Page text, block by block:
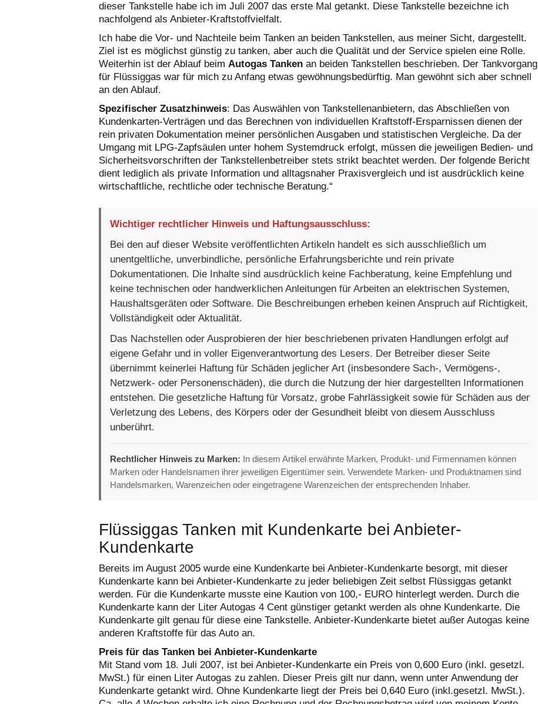
dieser Tankstelle habe ich im Juli 2007 das erste Mal getankt. Diese Tankstelle bezeichne ich
nachfolgend als Anbieter-Kraftstoffvielfalt.
Ich habe die Vor- und Nachteile beim Tanken an beiden Tankstellen, aus meiner Sicht, dargestellt.
Ziel ist es möglichst günstig zu tanken, aber auch die Qualität und der Service spielen eine Rolle.
Weiterhin ist der Ablauf beim Autogas Tanken an beiden Tankstellen beschrieben. Der Tankvorgang
für Flüssiggas war für mich zu Anfang etwas gewöhnungsbedürftig. Man gewöhnt sich aber schnell
an den Ablauf.
Spezifischer Zusatzhinweis: Das Auswählen von Tankstellenanbietern, das Abschließen von
Kundenkarten-Verträgen und das Berechnen von individuellen Kraftstoff-Ersparnissen dienen der
rein privaten Dokumentation meiner persönlichen Ausgaben und statistischen Vergleiche. Da der
Umgang mit LPG-Zapfsäulen unter hohem Systemdruck erfolgt, müssen die jeweiligen Bedien- und
Sicherheitsvorschriften der Tankstellenbetreiber stets strikt beachtet werden. Der folgende Bericht
dient lediglich als private Information und alltagsnaher Praxisvergleich und ist ausdrücklich keine
wirtschaftliche, rechtliche oder technische Beratung.“
Wichtiger rechtlicher Hinweis und Haftungsausschluss:
Bei den auf dieser Website veröffentlichten Artikeln handelt es sich ausschließlich um
unentgeltliche, unverbindliche, persönliche Erfahrungsberichte und rein private
Dokumentationen. Die Inhalte sind ausdrücklich keine Fachberatung, keine Empfehlung und
keine technischen oder handwerklichen Anleitungen für Arbeiten an elektrischen Systemen,
Haushaltsgeräten oder Software. Die Beschreibungen erheben keinen Anspruch auf Richtigkeit,
Vollständigkeit oder Aktualität.
Das Nachstellen oder Ausprobieren der hier beschriebenen privaten Handlungen erfolgt auf
eigene Gefahr und in voller Eigenverantwortung des Lesers. Der Betreiber dieser Seite
übernimmt keinerlei Haftung für Schäden jeglicher Art (insbesondere Sach-, Vermögens-,
Netzwerk- oder Personenschäden), die durch die Nutzung der hier dargestellten Informationen
entstehen. Die gesetzliche Haftung für Vorsatz, grobe Fahrlässigkeit sowie für Schäden aus der
Verletzung des Lebens, des Körpers oder der Gesundheit bleibt von diesem Ausschluss
unberührt.
Rechtlicher Hinweis zu Marken: In diesem Artikel erwähnte Marken, Produkt- und Firmennamen können
Marken oder Handelsnamen ihrer jeweiligen Eigentümer sein. Verwendete Marken- und Produktnamen sind
Handelsmarken, Warenzeichen oder eingetragene Warenzeichen der entsprechenden Inhaber.
Flüssiggas Tanken mit Kundenkarte bei Anbieter-
Kundenkarte
Bereits im August 2005 wurde eine Kundenkarte bei Anbieter-Kundenkarte besorgt, mit dieser
Kundenkarte kann bei Anbieter-Kundenkarte zu jeder beliebigen Zeit selbst Flüssiggas getankt
werden. Für die Kundenkarte musste eine Kaution von 100,- EURO hinterlegt werden. Durch die
Kundenkarte kann der Liter Autogas 4 Cent günstiger getankt werden als ohne Kundenkarte. Die
Kundenkarte gilt genau für diese eine Tankstelle. Anbieter-Kundenkarte bietet außer Autogas keine
anderen Kraftstoffe für das Auto an.
Preis für das Tanken bei Anbieter-Kundenkarte
Mit Stand vom 18. Juli 2007, ist bei Anbieter-Kundenkarte ein Preis von 0,600 Euro (inkl. gesetzl.
MwSt.) für einen Liter Autogas zu zahlen. Dieser Preis gilt nur dann, wenn unter Anwendung der
Kundenkarte getankt wird. Ohne Kundenkarte liegt der Preis bei 0,640 Euro (inkl.gesetzl. MwSt.).